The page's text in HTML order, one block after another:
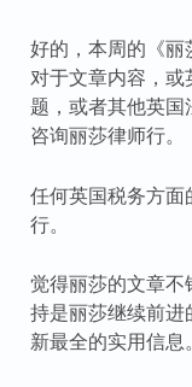
好的，本周的《丽
对于文章内容，或
题，或者其他英
咨询丽莎律师行。
任何英国税务方
行。
觉得丽莎的文章不
持是丽莎继续前进
新最全的实用信息。